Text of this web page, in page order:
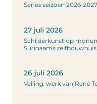
Series seizoen 2026-2027
27 juli 2026
Schilderkunst op
Surinaams zelfbouwhuis
26 juli 2026
Veiling: werk van René